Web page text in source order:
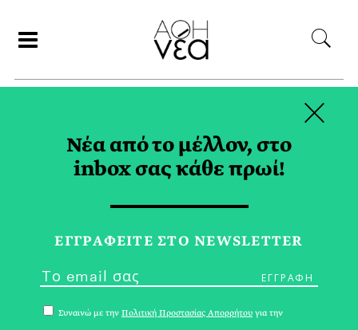
ΧΡΙΣΤΙΝΑ ΣΕΜΕΡΤΖΗ
Νέα από το μέλλον, στο
inbox σας κάθε πρωί!
ΕΓΓPΑΦΕΙΤΕ ΣΤΟ NEWSLETTER
Συναινώ με την Πολιτική Προστασίας Απορρήτου για την
×